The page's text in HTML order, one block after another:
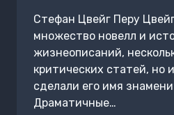
Стефан Цвейг Перу
множество новелл и
жизнеописаний,
критических статей, но
сделали его имя
Драматичные…